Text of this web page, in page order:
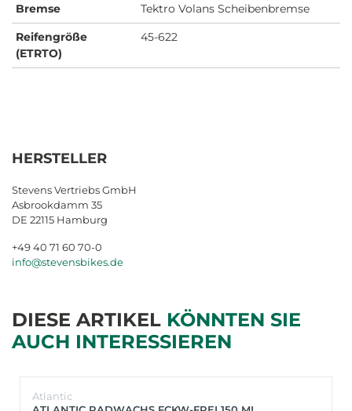
Bremse
Tektro Volans Scheibenbremse
Reifengröße
(ETRTO)
45-622
HERSTELLER
Stevens Vertriebs GmbH
Asbrookdamm 35
DE 22115 Hamburg
+49 40 71 60 70-0
info@stevensbikes.de
DIESE ARTIKEL KÖNNTEN SIE
AUCH INTERESSIEREN
Atlantic